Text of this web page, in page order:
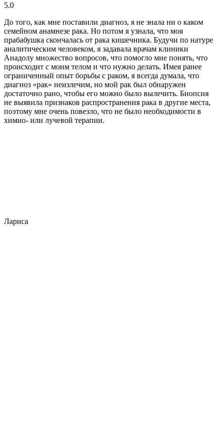
5.0
До того, как мне поставили диагноз, я не знала ни о каком
семейном анамнезе рака. Но потом я узнала, что моя
прабабушка скончалась от рака кишечника. Будучи по натуре
аналитическим человеком, я задавала врачам клиники
Анадолу множество вопросов, что помогло мне понять, что
происходит с моим телом и что нужно делать. Имея ранее
ограниченный опыт борьбы с раком, я всегда думала, что
диагноз «рак» неизлечим, но мой рак был обнаружен
достаточно рано, чтобы его можно было вылечить. Биопсия
не выявила признаков распространения рака в другие места,
поэтому мне очень повезло, что не было необходимости в
химио- или лучевой терапии.
Лариса